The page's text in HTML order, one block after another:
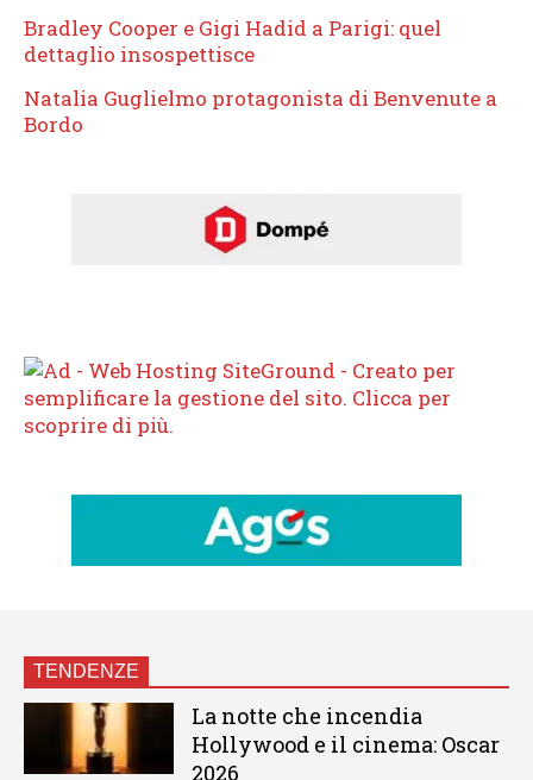
Bradley Cooper e Gigi Hadid a Parigi: quel
dettaglio insospettisce
Natalia Guglielmo protagonista di Benvenute a
Bordo
TENDENZE
La notte che incendia
Hollywood e il cinema: Oscar
2026